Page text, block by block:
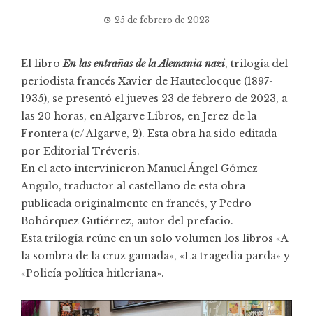
25 de febrero de 2023
El libroEn las entrañas de la Alemania nazi, trilogía del
periodista francés Xavier de Hauteclocque (1897-
1935), se presentó el jueves 23 de febrero de 2023, a
las 20 horas, enAlgarve Libros, en Jerez de la
Frontera (c/ Algarve, 2). Esta obra ha sido editada
por Editorial Tréveris.
En el acto intervinieron Manuel Ángel Gómez
Angulo, traductor al castellano de esta obra
publicada originalmente en francés, y Pedro
Bohórquez Gutiérrez, autor del prefacio.
Estatrilogíareúne en un solo volumen los libros «A
la sombra de la cruz gamada», «La tragedia parda» y
«Policía política hitleriana».